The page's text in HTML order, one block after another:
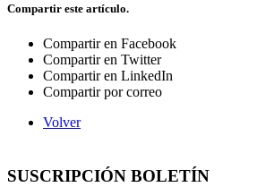
Compartir este artículo.
Compartir en Facebook
Compartir en Twitter
Compartir en LinkedIn
Compartir por correo
Volver
SUSCRIPCIÓN BOLETÍN